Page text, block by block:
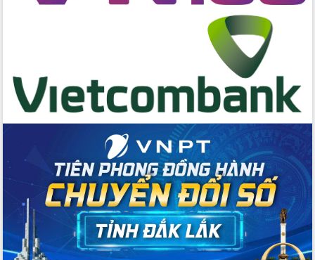
Đẩy nhanh công tác khắc phục, ổn
Khởi công xây dựng Trường Phổ thông
nội trú liên cấp tiểu học và THCS xã Ia
Rvê
Phó Thủ tướng Chính phủ Mai Văn
Chính chia sẻ, động viên người dân
chịu ảnh hưởng nặng từ bão số 13
Chủ tịch UBND tỉnh kiểm tra công tác
phòng, chống bão số 13 tại các địa
bàn xung yếu
Tập trung đẩy nhanh giải ngân nguồn
vốn các chương trình mục tiêu quốc
gia